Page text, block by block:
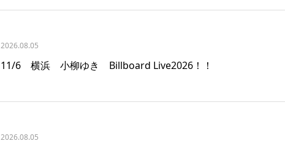
2026.08.05
11/6 横浜 小柳ゆき Billboard Live2026！！
2026.08.05